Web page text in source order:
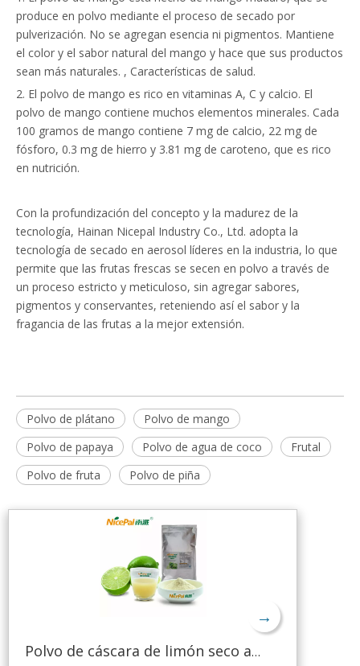
produce en polvo mediante el proceso de secado por
pulverización. No se agregan esencia ni pigmentos. Mantiene
el color y el sabor natural del mango y hace que sus productos
sean más naturales. , Características de salud.
2. El polvo de mango es rico en vitaminas A, C y calcio. El
polvo de mango contiene muchos elementos minerales. Cada
100 gramos de mango contiene 7 mg de calcio, 22 mg de
fósforo, 0.3 mg de hierro y 3.81 mg de caroteno, que es rico
en nutrición.
Con la profundización del concepto y la madurez de la
tecnología, Hainan Nicepal Industry Co., Ltd. adopta la
tecnología de secado en aerosol líderes en la industria, lo que
permite que las frutas frescas se secen en polvo a través de
un proceso estricto y meticuloso, sin agregar sabores,
pigmentos y conservantes, reteniendo así el sabor y la
fragancia de las frutas a la mejor extensión.
Polvo de plátano
Polvo de mango
Polvo de papaya
Polvo de agua de coco
Frutal
Polvo de fruta
Polvo de piña
→
Polvo de cáscara de limón seco a granel